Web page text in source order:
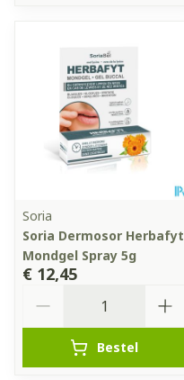
Soria
Soria Dermosor Herbafyt
Mondgel Spray 5g
€ 12,45
Bestel